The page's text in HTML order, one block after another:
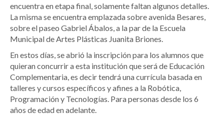
encuentra en etapa final, solamente faltan algunos detalles.
La misma se encuentra emplazada sobre avenida Besares,
sobre el paseo Gabriel Ábalos, a la par de la Escuela
Municipal de Artes Plásticas Juanita Briones.
En estos días, se abrió la inscripción para los alumnos que
quieran concurrir a esta institución que será de Educación
Complementaria, es decir tendrá una currícula basada en
talleres y cursos específicos y afines a la Robótica,
Programación y Tecnologías. Para personas desde los 6
años de edad en adelante.